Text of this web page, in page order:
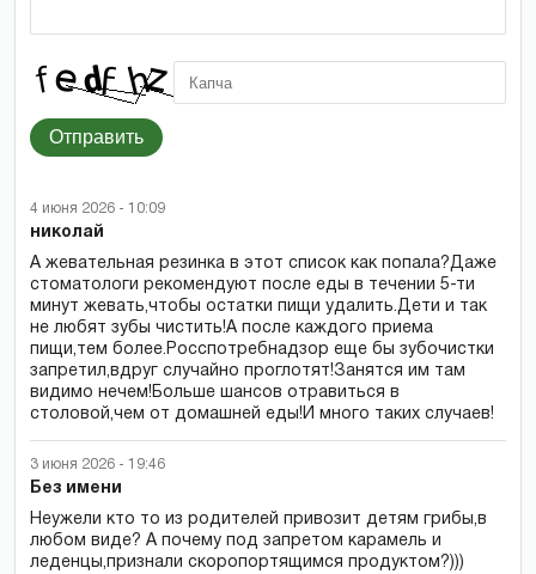
Отправить
4 июня 2026 - 10:09
николай
А жевательная резинка в этот список как попала?Даже
стоматологи рекомендуют после еды в течении 5-ти
минут жевать,чтобы остатки пищи удалить.Дети и так
не любят зубы чистить!А после каждого приема
пищи,тем более.Росспотребнадзор еще бы зубочистки
запретил,вдруг случайно проглотят!Занятся им там
видимо нечем!Больше шансов отравиться в
столовой,чем от домашней еды!И много таких случаев!
3 июня 2026 - 19:46
Без имени
Неужели кто то из родителей привозит детям грибы,в
любом виде? А почему под запретом карамель и
леденцы,признали скоропортящимся продуктом?)))